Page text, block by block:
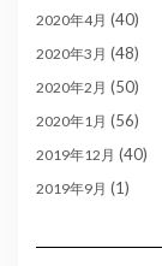
2020年4月 (40)
2020年3月 (48)
2020年2月 (50)
2020年1月 (56)
2019年12月 (40)
2019年9月 (1)